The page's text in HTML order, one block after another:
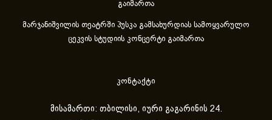
გაიმართა
მარჯანიშვილის თეატრში პუსკა გამსახურდიას სამოყვარულო
ცეკვის სტუდიის კონცერტი გაიმართა
კონტაქტი
მისამართი: თბილისი, იური გაგარინის 24.